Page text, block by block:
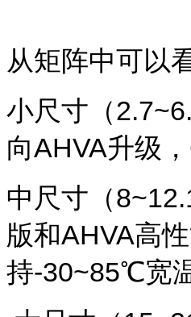
从矩阵中可以
小尺寸（
向AHVA升级
中尺寸（
版和AHVA高
持-30~85℃宽